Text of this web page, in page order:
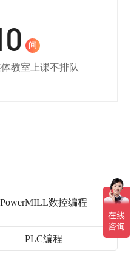
间
教室上课不排队
PowerMILL数控编程
PLC编程